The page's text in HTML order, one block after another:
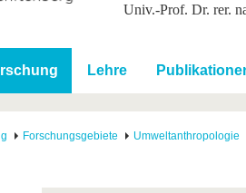
Studienangebot
Im Studium
Nach dem Studium
Mit
Für
Univ.-Prof. Dr. rer.
Lehre
Forschungsgebiete Umweltanthropologie